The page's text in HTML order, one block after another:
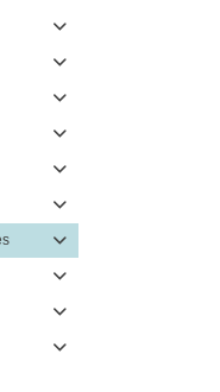









